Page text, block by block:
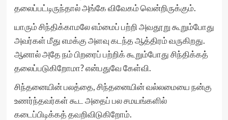
தலைப்பட்டிருந்தால் அங்கே விவேகம் வென்றிருக்கும்.
யாரும் சிந்திக்காமலே எம்மைப் பற்றி அவதூறு கூறும்போது
அவர்கள் மீது எமக்கு அளவு கடந்த ஆத்திரம் வருகிறது.
ஆனால் அதே நம் பிறரைப் பற்றிக் கூறும்போது சிந்திக்கத்
தலைப்படுகிறோமா? என்பதுவே கேள்வி.
சிந்தனையின் பலத்தை, சிந்தனையின் வல்லமையை நன்கு
உணர்ந்தவர்கள் கூட அதைப் பல சமயங்களில்
கடைப்பிடிக்கத் தவறிவிடுகிறோம்.